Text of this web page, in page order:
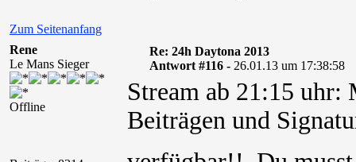
Zum Seitenanfang
Rene
Le Mans Sieger
Offline
Re: 24h Daytona 2013
Antwort #116 - 26.01.13 um 17:38:58
Stream ab 21:15
Beiträgen und